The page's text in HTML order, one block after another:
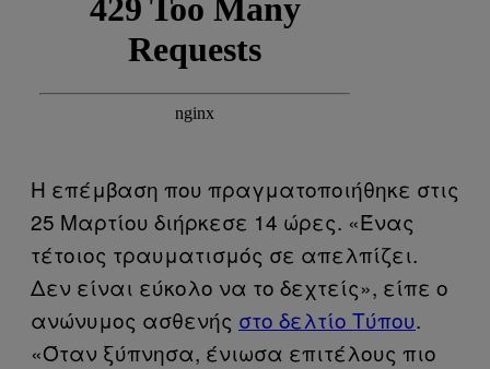
Η επέμβαση που πραγματοποιήθηκε στις
25 Μαρτίου διήρκεσε 14 ώρες. «Ένας
τέτοιος τραυματισμός σε απελπίζει.
Δεν είναι εύκολο να το δεχτείς», είπε ο
ανώνυμος ασθενής στο δελτίο Τύπου.
«Όταν ξύπνησα, ένιωσα επιτέλους πιο